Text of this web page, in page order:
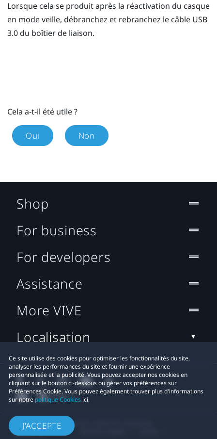
Lorsque cela se produit après la réactivation du casque
en mode veille, débranchez et rebranchez le câble USB
3.0 du boîtier de liaison.
Cela a-t-il été utile ?
Oui Non
Ce site utilise des cookies pour optimiser les fonctionnalités du site,
analyser les performances du site et fournir une expérience
personnalisée et la publicité. Vous pouvez accepter nos cookies en
cliquant sur le bouton ci-dessous ou gérer vos préférences sur
Préférences Cookie. Vous pouvez également trouver plus d'informations
sur notre politique Cookies ici.
J'ACCEPTE
Shop
For business
For developers
Assistance
More VIVE
Localisation
© 2011-2026 HTC Corporation